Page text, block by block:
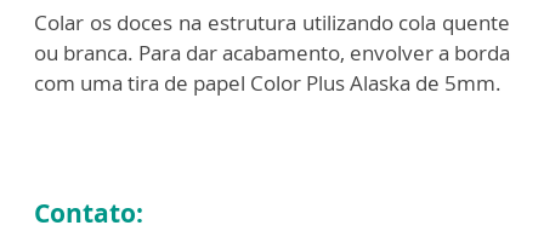
Colar os doces na estrutura utilizando cola quente
ou branca. Para dar acabamento, envolver a borda
com uma tira de papel Color Plus Alaska de 5mm.
Contato: